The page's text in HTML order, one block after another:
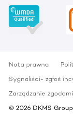
Nota prawna
Sygnaliści- zgłoś
Zarządzanie zgodami
© 2026 DKMS